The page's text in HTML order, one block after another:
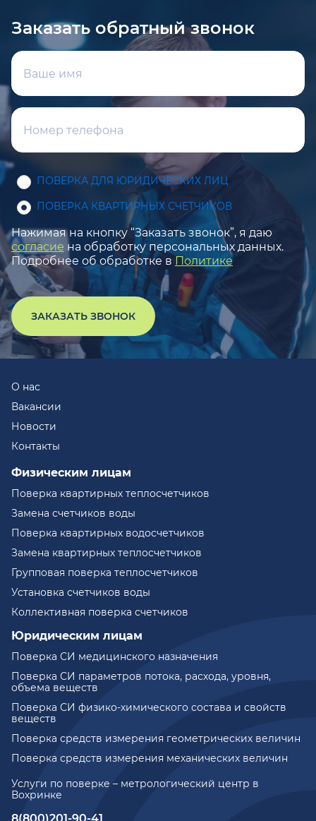
Заказать обратный звонок
ПОВЕРКА ДЛЯ ЮРИДИЧЕСКИХ ЛИЦ
ПОВЕРКА КВАРТИРНЫХ СЧЕТЧИКОВ
Нажимая на кнопку “Заказать звонок”, я даю
согласие на обработку персональных данных.
Подробнее об обработке в Политике
ЗАКАЗАТЬ ЗВОНОК
Услуги по поверке – метрологический центр в
Вохринке
О нас
Вакансии
Новости
Контакты
Физическим лицам
Поверка квартирных теплосчетчиков
Замена счетчиков воды
Поверка квартирных водосчетчиков
Замена квартирных теплосчетчиков
Групповая поверка теплосчетчиков
Установка счетчиков воды
Коллективная поверка счетчиков
Юридическим лицам
Поверка СИ медицинского назначения
Поверка СИ параметров потока, расхода, уровня,
объема веществ
Поверка СИ физико-химического состава и свойств
веществ
Поверка средств измерения геометрических величин
Поверка средств измерения механических величин